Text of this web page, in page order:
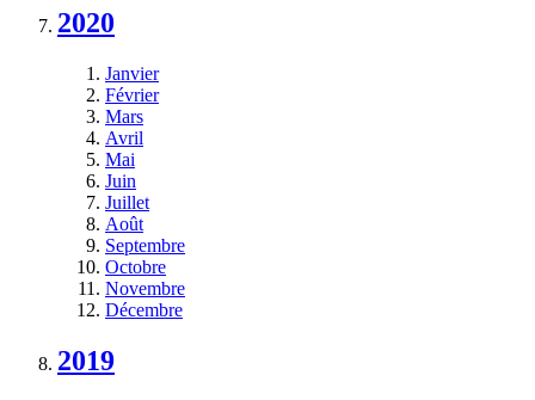
2020
Janvier
Février
Mars
Avril
Mai
Juin
Juillet
Août
Septembre
Octobre
Novembre
Décembre
2019